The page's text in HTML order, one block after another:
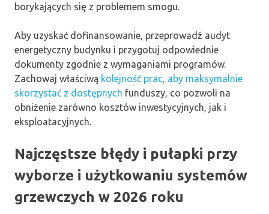
borykających się z problemem smogu.
Aby uzyskać dofinansowanie, przeprowadź audyt
energetyczny budynku i przygotuj odpowiednie
dokumenty zgodnie z wymaganiami programów.
Zachowaj właściwą kolejność prac, aby maksymalnie
skorzystać z dostępnych funduszy, co pozwoli na
obniżenie zarówno kosztów inwestycyjnych, jak i
eksploatacyjnych.
Najczęstsze błędy i pułapki przy
wyborze i użytkowaniu systemów
grzewczych w 2026 roku